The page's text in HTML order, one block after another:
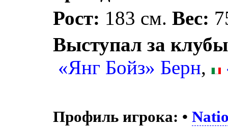
Рост: 183 см.Вес:
Выступал за
«Янг Бойз» Берн,
Профиль игрока: •